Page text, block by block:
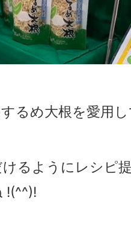
るめ大根を愛用
るようにレシピ
!(^^)!